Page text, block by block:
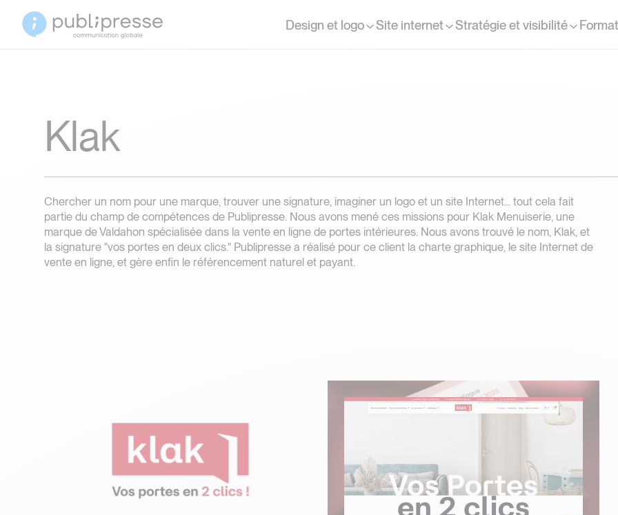
Design et logo Site internet Stratégie et visibilité
Klak
Chercher un nom pour une marque, trouver une signature, imaginer un logo et un site Internet... tout cela fait
partie du champ de compétences de Publipresse. Nous avons mené ces missions pour Klak Menuiserie, une
marque de Valdahon spécialisée dans la vente en ligne de portes intérieures. Nous avons trouvé le nom, Klak, et
la signature "vos portes en deux clics." Publipresse a réalisé pour ce client la charte graphique, le site Internet de
vente en ligne, et gère enfin le référencement naturel et payant.